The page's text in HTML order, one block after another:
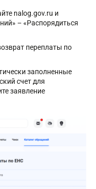
nalog.gov.ru и
– «Распорядиться
переплаты по
заполненные
счет для
заявление